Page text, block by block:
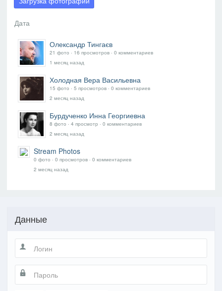
Олександр Тингаєв
21 фото ‧ 16 просмотров ‧ 0 комментариев
1 месяц назад
Холодная Вера Васильевна
15 фото ‧ 5 просмотров ‧ 0 комментариев
2 месяц назад
Бурдученко Инна Георгиевна
8 фото ‧ 4 просмотр ‧ 0 комментариев
2 месяц назад
Stream Photos
0 фото ‧ 0 просмотров ‧ 0 комментариев
2 месяц назад
Данные